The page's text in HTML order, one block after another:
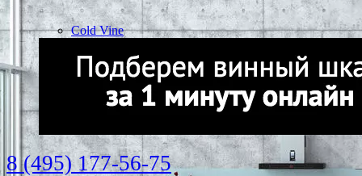
Cold Vine
8 (495) 177-56-75